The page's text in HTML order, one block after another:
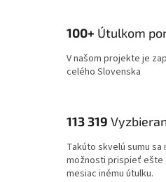
100+ Útulkom
V našom projekte je
celého Slovenska
113 319
Takúto skvelú sumu
možnosti prispieť ešte
mesiac inému útulku.